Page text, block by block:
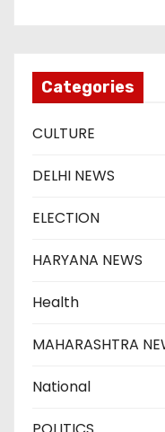
Categories
CULTURE
DELHI NEWS
ELECTION
HARYANA NEWS
Health
MAHARASHTRA
National